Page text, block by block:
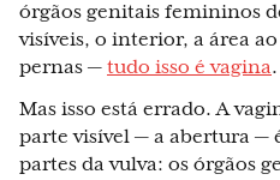
órgãos genitais femininos
visíveis, o interior, a área
pernas — tudo isso é vagina.
Mas isso está errado. A
parte visível — a abertura —
partes da vulva: os órgãos